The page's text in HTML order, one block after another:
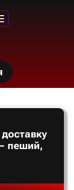
пеший,